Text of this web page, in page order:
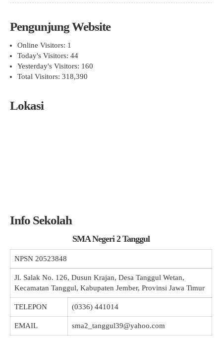
Pengunjung Website
Online Visitors: 1
Today's Visitors: 44
Yesterday's Visitors: 160
Total Visitors: 318,390
Lokasi
Info Sekolah
SMA Negeri 2 Tanggul
NPSN 20523848
Jl. Salak No. 126, Dusun Krajan, Desa Tanggul Wetan,
Kecamatan Tanggul, Kabupaten Jember, Provinsi Jawa Timur
TELEPON (0336) 441014
EMAIL sma2_tanggul39@yahoo.com